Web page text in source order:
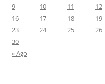
9
10 11 12
16
17 18 19
23
24 25 26
30
« Ago